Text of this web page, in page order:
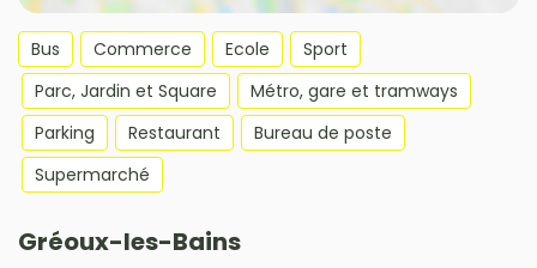
Bus Commerce Ecole
Sport
Parc, Jardin et Square
Métro, gare et tramways
Parking
Restaurant
Bureau de poste
Supermarché
Gréoux-les-Bains